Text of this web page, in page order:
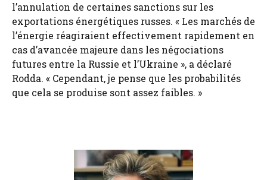
l’annulation de certaines sanctions sur les
exportations énergétiques russes. « Les marchés de
l’énergie réagiraient effectivement rapidement en
cas d’avancée majeure dans les négociations
futures entre la Russie et l’Ukraine », a déclaré
Rodda. « Cependant, je pense que les probabilités
que cela se produise sont assez faibles. »